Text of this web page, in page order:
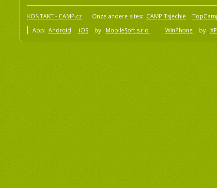
KONTAKT - CAMP.cz Onze andere sites: CAMP Tsjechië
App: Android iOS by MobileSoft s.r.o WinPhone by